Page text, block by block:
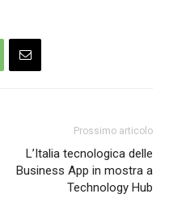
Prossimo articolo
L’Italia tecnologica delle
Business App in mostra a
Technology Hub